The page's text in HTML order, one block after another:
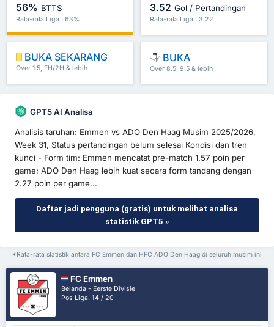
56% BTTS
Rata-rata Liga : 63%
3.52 Gol / Pertandingan
Rata-rata Liga : 3.22
BUKA SEKARANG
Over 1.5, FH/2H & lebih
BUKA
Over 8.5, 9.5 & lebih
GPT5 AI Analisa
Analisis taruhan: Emmen vs ADO Den Haag Musim 2025/2026,
Week 31, Status pertandingan belum selesai Kondisi dan tren
kunci - Form tim: Emmen mencatat pre-match 1.57 poin per
game; ADO Den Haag lebih kuat secara form tandang dengan
2.27 poin per game...
Daftar jadi pengguna (gratis) untuk melihat analisa
statistik GPT5 »
*Rata-rata statistik antara FC Emmen dan HFC ADO Den Haag di seluruh musim ini
FC Emmen
Belanda - Eerste Divisie
Pos Liga.14 / 20